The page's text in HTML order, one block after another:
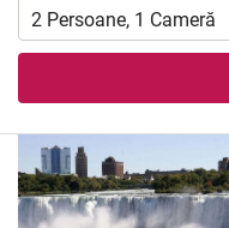
2 Persoane, 1 Cameră